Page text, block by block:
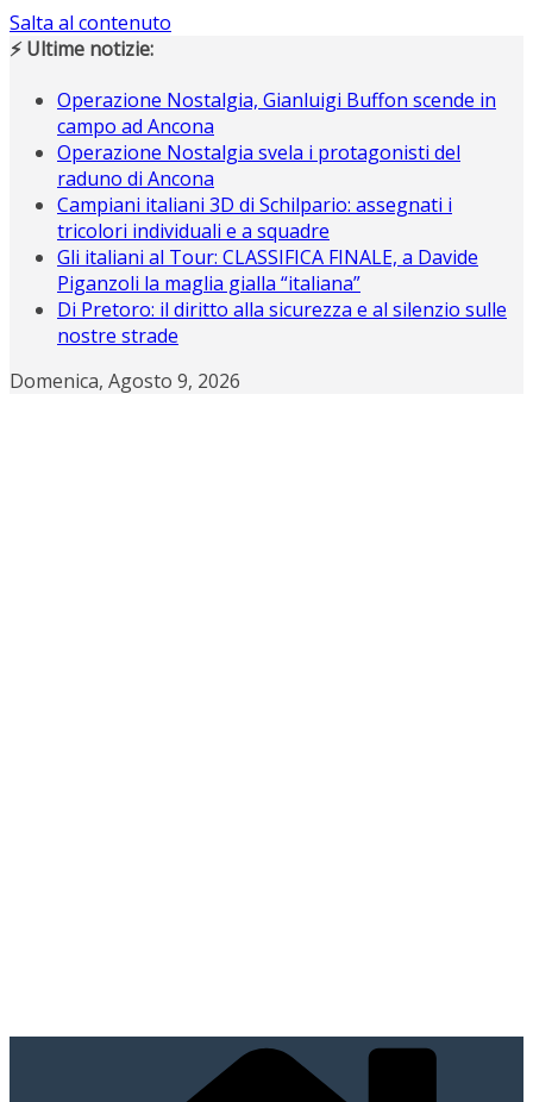
Salta al contenuto
⚡ Ultime notizie:
Operazione Nostalgia, Gianluigi Buffon scende in
campo ad Ancona
Operazione Nostalgia svela i protagonisti del
raduno di Ancona
Campiani italiani 3D di Schilpario: assegnati i
tricolori individuali e a squadre
Gli italiani al Tour: CLASSIFICA FINALE, a Davide
Piganzoli la maglia gialla “italiana”
Di Pretoro: il diritto alla sicurezza e al silenzio sulle
nostre strade
Domenica, Agosto 9, 2026